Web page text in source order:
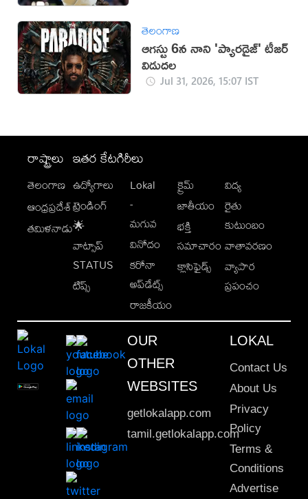
తెలంగాణ
ఆగస్టు 6న నాని 'ప్యారడైజ్' టీజర్
విడుదల
Jul 31, 2026, 15:07 IST
రాష్ట్రాలు
తెలంగాణ
ఆంధ్రప్రదేశ్
తమిళనాడు
ఇతర కేటగిరీలు
ఉద్యోగాలు
ట్రెండింగ్
🌟
వాట్సాప్
STATUS
టిప్స్
Lokal
-
మగువ
వినోదం
కరోనా
అప్‌డేట్స్
రాజకీయం
క్రైమ్
జాతీయం
భక్తి
సమాచారం
క్లాసిఫైడ్స్
విద్య
రైతు
కుటుంబం
వాతావరణం
వ్యాపార
ప్రపంచం
OUR
OTHER
WEBSITES
getlokalapp.com
tamil.getlokalapp.com
LOKAL
Contact Us
About Us
Privacy
Policy
Terms &
Conditions
Advertise